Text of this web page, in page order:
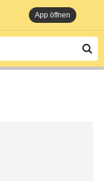
App öffnen